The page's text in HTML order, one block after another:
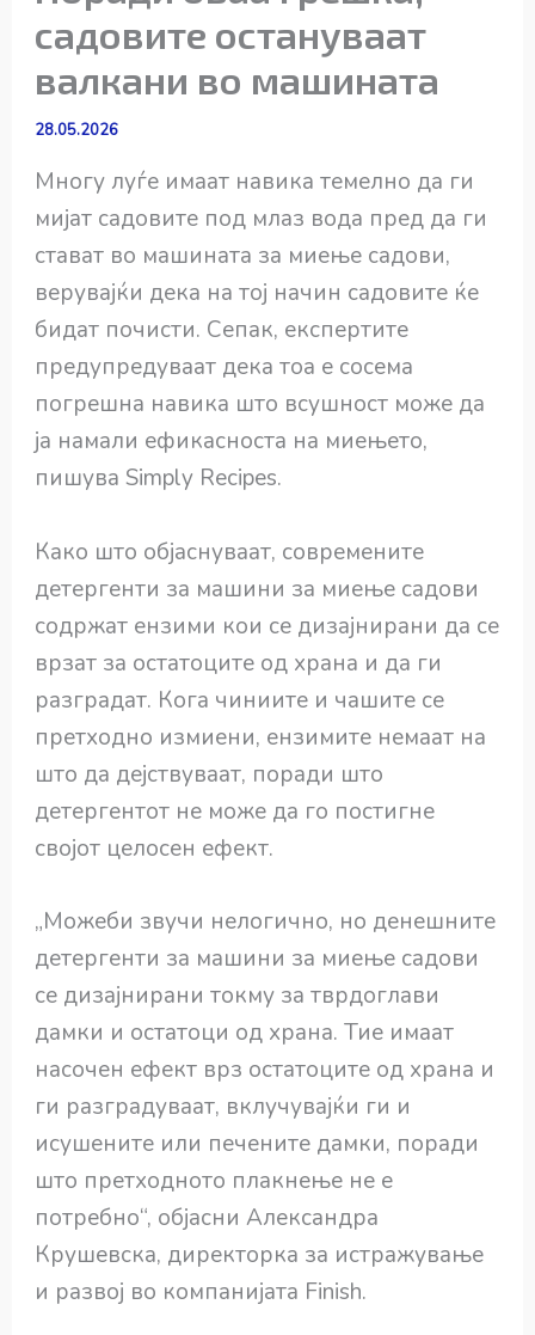
садовите остануваат
валкани во машината
28.05.2026
Многу луѓе имаат навика темелно да ги
мијат садовите под млаз вода пред да ги
стават во машината за миење садови,
верувајќи дека на тој начин садовите ќе
бидат почисти. Сепак, експертите
предупредуваат дека тоа е сосема
погрешна навика што всушност може да
ја намали ефикасноста на миењето,
пишува Simply Recipes.
Како што објаснуваат, современите
детергенти за машини за миење садови
содржат ензими кои се дизајнирани да се
врзат за остатоците од храна и да ги
разградат. Кога чиниите и чашите се
претходно измиени, ензимите немаат на
што да дејствуваат, поради што
детергентот не може да го постигне
својот целосен ефект.
„Можеби звучи нелогично, но денешните
детергенти за машини за миење садови
се дизајнирани токму за тврдоглави
дамки и остатоци од храна. Тие имаат
насочен ефект врз остатоците од храна и
ги разградуваат, вклучувајќи ги и
исушените или печените дамки, поради
што претходното плакнење не е
потребно“, објасни Александра
Крушевска, директорка за истражување
и развој во компанијата Finish.